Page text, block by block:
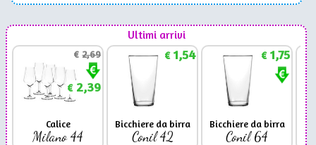
Ultimi arrivi
€2,69
€2,39
Calice
Milano 44
€1,54
Bicchiere da birra
Conil 42
€1,75
Bicchiere da birra
Conil 64